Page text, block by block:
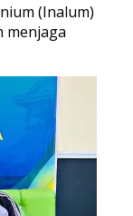
(Inalum)
menjaga